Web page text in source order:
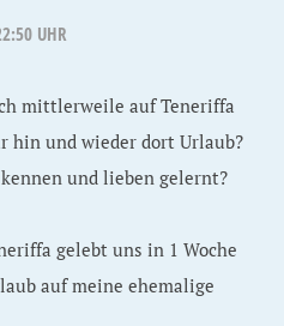
UHR
mittlerweile auf Teneriffa
hin und wieder dort Urlaub?
und lieben gelernt?
gelebt uns in 1 Woche
auf meine ehemalige